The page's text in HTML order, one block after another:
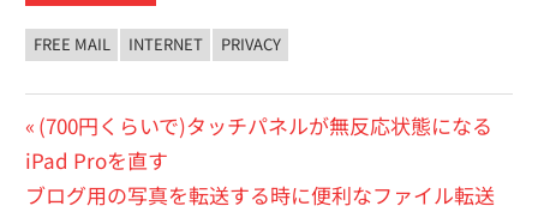
FREE MAIL INTERNET PRIVACY
投
稿
前
の
投
(700円くらいで)タッチパネルが無反応状態になる
iPad Proを直す
次
ブログ用の写真を転送する時に便利なファイル転送